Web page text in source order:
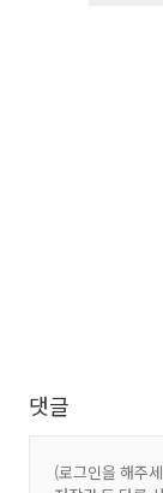
댓글